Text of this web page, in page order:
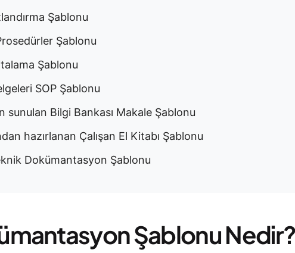
Şablonu
Şablonu
Şablonu
SOP Şablonu
sunulan Bilgi Bankası Makale Şablonu
hazırlanan Çalışan El Kitabı Şablonu
Dokümantasyon Şablonu
Şablonu Nedir?